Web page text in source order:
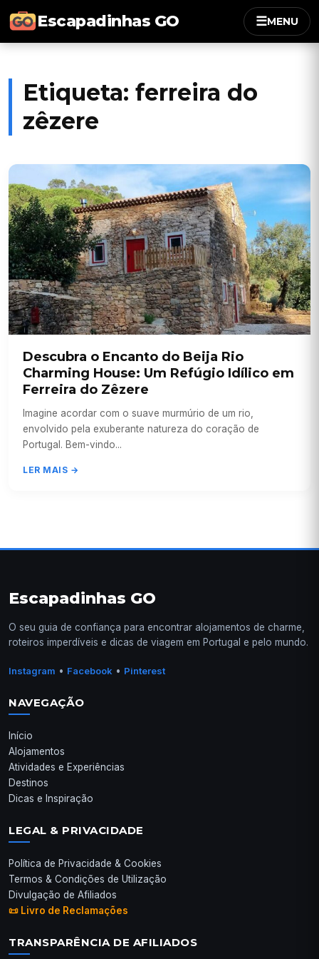
Escapadinhas GO ☰MENU
Etiqueta: ferreira do
zêzere
Descubra o Encanto do Beija Rio
Charming House: Um Refúgio Idílico em
Ferreira do Zêzere
Imagine acordar com o suave murmúrio de um rio,
envolvido pela exuberante natureza do coração de
Portugal. Bem-vindo...
LER MAIS →
Escapadinhas GO
O seu guia de confiança para encontrar alojamentos de charme,
roteiros imperdíveis e dicas de viagem em Portugal e pelo mundo.
Instagram • Facebook • Pinterest
NAVEGAÇÃO
Início
Alojamentos
Atividades e Experiências
Destinos
Dicas e Inspiração
LEGAL & PRIVACIDADE
Política de Privacidade & Cookies
Termos & Condições de Utilização
Divulgação de Afiliados
📜 Livro de Reclamações
TRANSPARÊNCIA DE AFILIADOS